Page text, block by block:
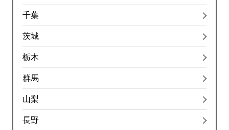
千葉
茨城
栃木
群馬
山梨
長野